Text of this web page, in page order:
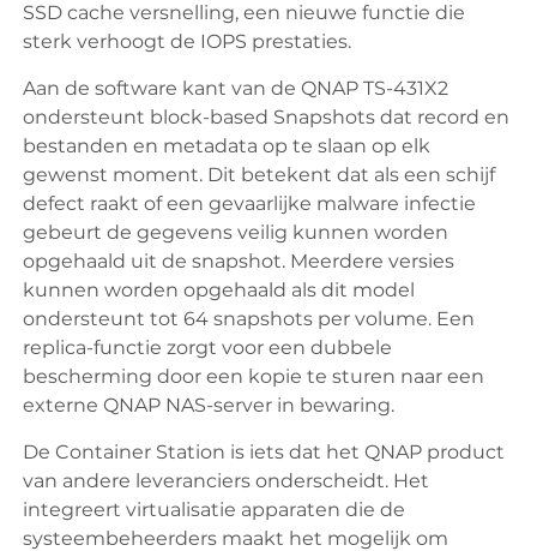
SSD cache versnelling, een nieuwe functie die
sterk verhoogt de IOPS prestaties.
Aan de software kant van de QNAP TS-431X2
ondersteunt block-based Snapshots dat record en
bestanden en metadata op te slaan op elk
gewenst moment. Dit betekent dat als een schijf
defect raakt of een gevaarlijke malware infectie
gebeurt de gegevens veilig kunnen worden
opgehaald uit de snapshot. Meerdere versies
kunnen worden opgehaald als dit model
ondersteunt tot 64 snapshots per volume. Een
replica-functie zorgt voor een dubbele
bescherming door een kopie te sturen naar een
externe QNAP NAS-server in bewaring.
De Container Station is iets dat het QNAP product
van andere leveranciers onderscheidt. Het
integreert virtualisatie apparaten die de
systeembeheerders maakt het mogelijk om